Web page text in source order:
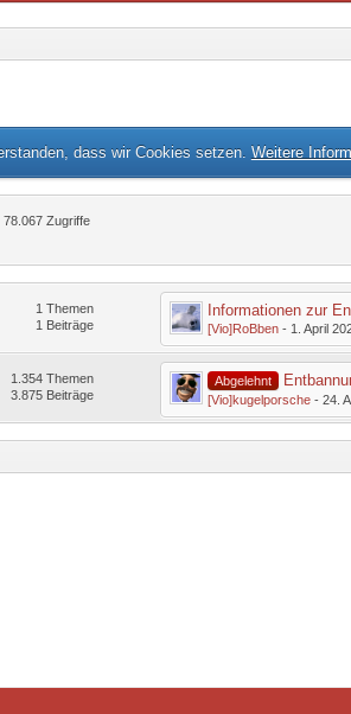
dass wir Cookies setzen. Weitere
Zugriffe
78.067
Themen
1
Beiträge
1
Informationen zur
[Vio]RoBben- 1. April
Themen
1.354
Beiträge
3.875
Abgelehnt
[Vio]kugelporsche- 24.